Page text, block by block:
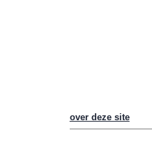
over deze site